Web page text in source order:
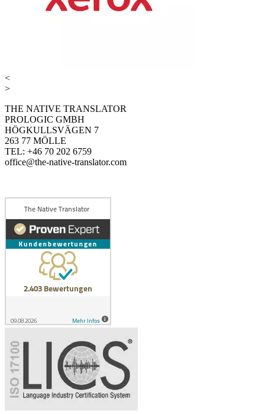
<
>
THE NATIVE TRANSLATOR
PROLOGIC GMBH
HÖGKULLSVÄGEN 7
263 77 MÖLLE
TEL: +46 70 202 6759
office@the-native-translator.com